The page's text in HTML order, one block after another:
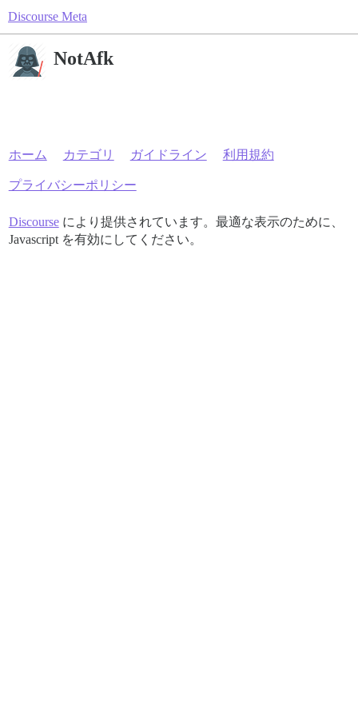
Discourse Meta
NotAfk
ホーム カテゴリ ガイドライン 利用規約
プライバシーポリシー
Discourseにより提供されています。最適な表示のために、
Javascript を有効にしてください。